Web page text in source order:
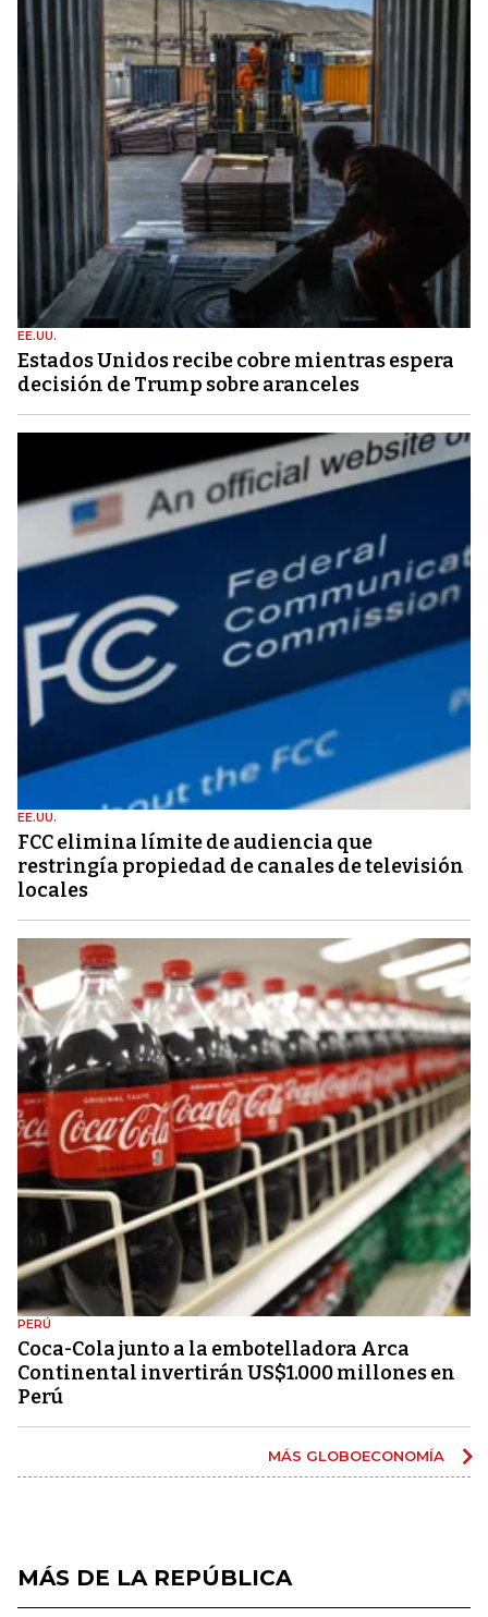
EE.UU.
Estados Unidos recibe cobre mientras espera
decisión de Trump sobre aranceles
EE.UU.
FCC elimina límite de audiencia que
restringía propiedad de canales de televisión
locales
PERÚ
Coca-Cola junto a la embotelladora Arca
Continental invertirán US$1.000 millones en
Perú
MÁS GLOBOECONOMÍA
MÁS DE LA REPÚBLICA